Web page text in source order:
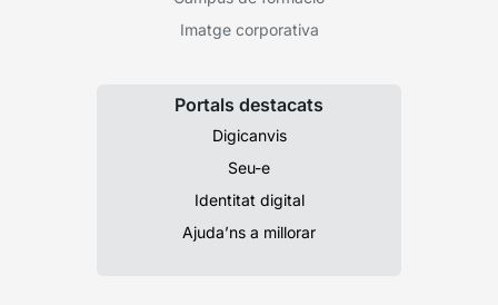
Imatge corporativa
Portals destacats
Digicanvis
Seu-e
Identitat digital
Ajuda’ns a millorar